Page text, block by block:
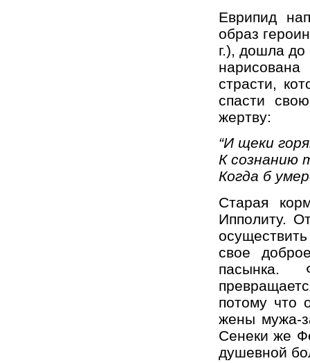
Еврипид
образ
г.), дошла
страсти,
спасти
жертву:
“И щеки
К сознанию
Когда б
Старая
Ипполиту.
свое
пасынка.
потому что
жены мужа-
Сенеки же
душевной